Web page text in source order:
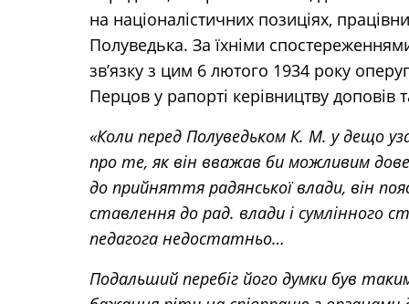
на націоналістичних позиціях,
Полуведька. За їхніми
зв’язку з цим 6 лютого 1934 року
Перцов у рапорті керівництву доповів
«Коли перед Полуведьком К. М. у дещо
про те, як він вважав би можливим
до прийняття радянської влади, він
ставлення до рад. влади і сумлінного
педагога недостатньо…
Подальший перебіг його думки був